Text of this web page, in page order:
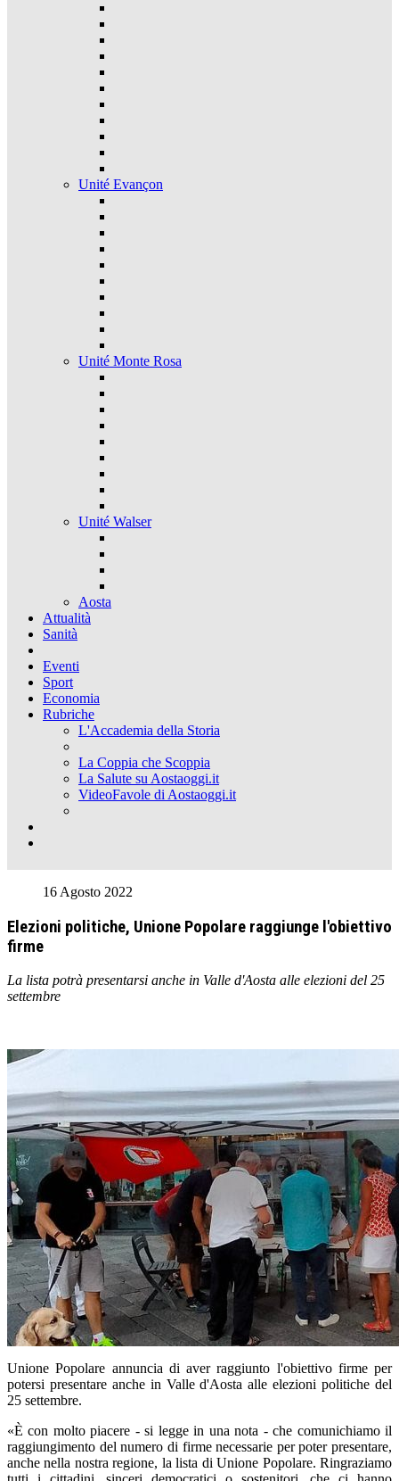
Unité Evançon
Unité Monte Rosa
Unité Walser
Aosta
Attualità
Sanità
Eventi
Sport
Economia
Rubriche
L'Accademia della Storia
La Coppia che Scoppia
La Salute su Aostaoggi.it
VideoFavole di Aostaoggi.it
16 Agosto 2022
Elezioni politiche, Unione Popolare raggiunge l'obiettivo
firme
La lista potrà presentarsi anche in Valle d'Aosta alle elezioni del 25
settembre
Unione Popolare annuncia di aver raggiunto l'obiettivo firme per
potersi presentare anche in Valle d'Aosta alle elezioni politiche del
25 settembre.
«È con molto piacere - si legge in una nota - che comunichiamo il
raggiungimento del numero di firme necessarie per poter presentare,
anche nella nostra regione, la lista di Unione Popolare. Ringraziamo